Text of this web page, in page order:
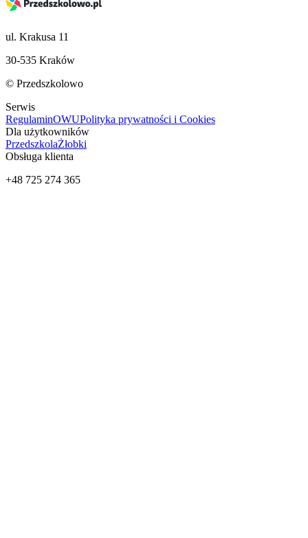
ul. Krakusa 11
30-535 Kraków
© Przedszkolowo
Serwis
RegulaminOWUPolityka prywatności i Cookies
Dla użytkowników
PrzedszkolaŻłobki
Obsługa klienta
+48 725 274 365